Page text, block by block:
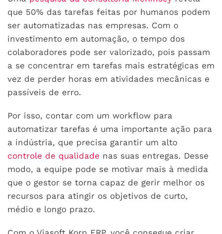
que 50% das tarefas feitas por humanos podem
ser automatizadas nas empresas. Com o
investimento em automação, o tempo dos
colaboradores pode ser valorizado, pois passam
a se concentrar em tarefas mais estratégicas em
vez de perder horas em atividades mecânicas e
passíveis de erro.
Por isso, contar com um workflow para
automatizar tarefas é uma importante ação para
a indústria, que precisa garantir um alto
controle de qualidade nas suas entregas. Desse
modo, a equipe pode se motivar mais à medida
que o gestor se torna capaz de gerir melhor os
recursos para atingir os objetivos de curto,
médio e longo prazo.